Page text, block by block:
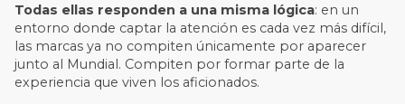
Todas ellas responden a una misma lógica: en un
entorno donde captar la atención es cada vez más difícil,
las marcas ya no compiten únicamente por aparecer
junto al Mundial. Compiten por formar parte de la
experiencia que viven los aficionados.